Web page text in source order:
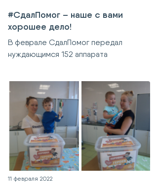
#СдалПомог – наше с вами
хорошее дело!
В феврале СдалПомог передал
нуждающимся 152 аппарата
11 февраля 2022